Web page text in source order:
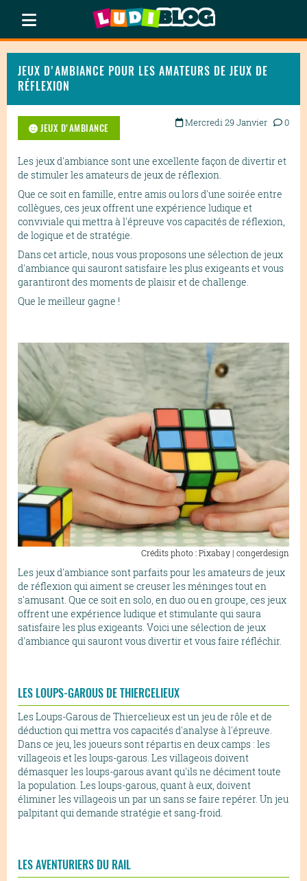
JEUX D'AMBIANCE POUR LES AMATEURS DE JEUX DE
RÉFLEXION
JEUX D'AMBIANCE Mercredi 29 Janvier 0
Les jeux d'ambiance sont une excellente façon de divertir et
de stimuler les amateurs de jeux de réflexion.
Que ce soit en famille, entre amis ou lors d'une soirée entre
collègues, ces jeux offrent une expérience ludique et
conviviale qui mettra à l'épreuve vos capacités de réflexion,
de logique et de stratégie.
Dans cet article, nous vous proposons une sélection de jeux
d'ambiance qui sauront satisfaire les plus exigeants et vous
garantiront des moments de plaisir et de challenge.
Que le meilleur gagne !
Crédits photo : Pixabay | congerdesign
Les jeux d'ambiance sont parfaits pour les amateurs de jeux
de réflexion qui aiment se creuser les méninges tout en
s'amusant. Que ce soit en solo, en duo ou en groupe, ces jeux
offrent une expérience ludique et stimulante qui saura
satisfaire les plus exigeants. Voici une sélection de jeux
d'ambiance qui sauront vous divertir et vous faire réfléchir.
LES LOUPS-GAROUS DE THIERCELIEUX
Les Loups-Garous de Thiercelieux est un jeu de rôle et de
déduction qui mettra vos capacités d'analyse à l'épreuve.
Dans ce jeu, les joueurs sont répartis en deux camps : les
villageois et les loups-garous. Les villageois doivent
démasquer les loups-garous avant qu'ils ne déciment toute
la population. Les loups-garous, quant à eux, doivent
éliminer les villageois un par un sans se faire repérer. Un jeu
palpitant qui demande stratégie et sang-froid.
LES AVENTURIERS DU RAIL